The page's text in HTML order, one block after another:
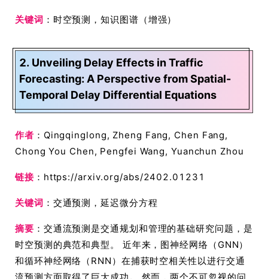
关键词 ：时空预测，知识图谱（增强）
2. Unveiling Delay Effects in Traffic
Forecasting: A Perspective from Spatial-
Temporal Delay Differential Equations
作者 ：Qingqinglong, Zheng Fang, Chen Fang,
Chong You Chen, Pengfei Wang, Yuanchun Zhou
链接：https://arxiv.org/abs/2402.01231
关键词 ：交通预测，延迟微分方程
摘要 ：交通流预测是交通规划和管理的基础研究问题，是
时空预测的典范和典型。 近年来，图神经网络（GNN）
和循环神经网络（RNN）在捕获时空相关性以进行交通